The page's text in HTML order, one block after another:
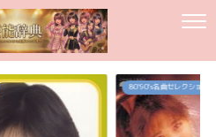
80`90's名曲セレクション